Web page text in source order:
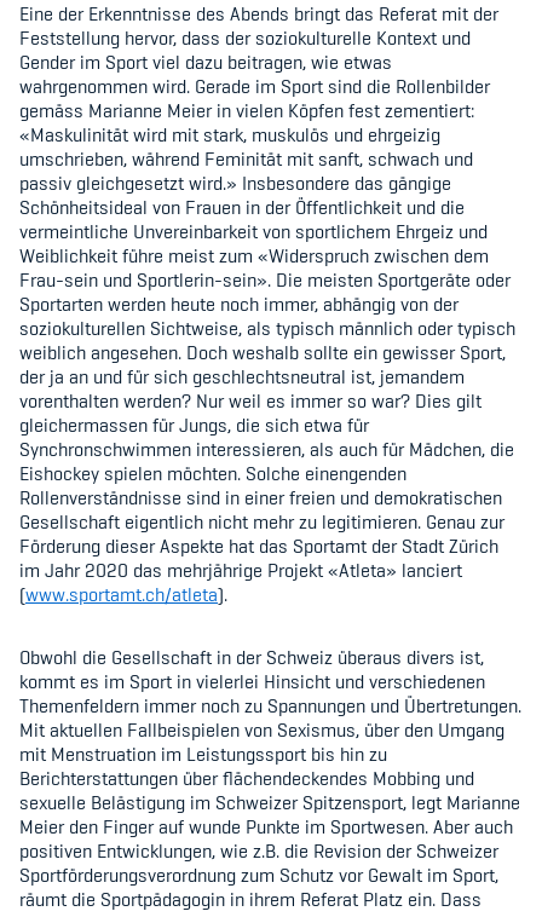
Eine der Erkenntnisse des Abends bringt das Referat mit der
Feststellung hervor, dass der soziokulturelle Kontext und
Gender im Sport viel dazu beitragen, wie etwas
wahrgenommen wird. Gerade im Sport sind die Rollenbilder
gemäss Marianne Meier in vielen Köpfen fest zementiert:
«Maskulinität wird mit stark, muskulös und ehrgeizig
umschrieben, während Feminität mit sanft, schwach und
passiv gleichgesetzt wird.» Insbesondere das gängige
Schönheitsideal von Frauen in der Öffentlichkeit und die
vermeintliche Unvereinbarkeit von sportlichem Ehrgeiz und
Weiblichkeit führe meist zum «Widerspruch zwischen dem
Frau-sein und Sportlerin-sein». Die meisten Sportgeräte oder
Sportarten werden heute noch immer, abhängig von der
soziokulturellen Sichtweise, als typisch männlich oder typisch
weiblich angesehen. Doch weshalb sollte ein gewisser Sport,
der ja an und für sich geschlechtsneutral ist, jemandem
vorenthalten werden? Nur weil es immer so war? Dies gilt
gleichermassen für Jungs, die sich etwa für
Synchronschwimmen interessieren, als auch für Mädchen, die
Eishockey spielen möchten. Solche einengenden
Rollenverständnisse sind in einer freien und demokratischen
Gesellschaft eigentlich nicht mehr zu legitimieren. Genau zur
Förderung dieser Aspekte hat das Sportamt der Stadt Zürich
im Jahr 2020 das mehrjährige Projekt «Atleta» lanciert
(www.sportamt.ch/atleta).
Obwohl die Gesellschaft in der Schweiz überaus divers ist,
kommt es im Sport in vielerlei Hinsicht und verschiedenen
Themenfeldern immer noch zu Spannungen und Übertretungen.
Mit aktuellen Fallbeispielen von Sexismus, über den Umgang
mit Menstruation im Leistungssport bis hin zu
Berichterstattungen über flächendeckendes Mobbing und
sexuelle Belästigung im Schweizer Spitzensport, legt Marianne
Meier den Finger auf wunde Punkte im Sportwesen. Aber auch
positiven Entwicklungen, wie z.B. die Revision der Schweizer
Sportförderungsverordnung zum Schutz vor Gewalt im Sport,
räumt die Sportpädagogin in ihrem Referat Platz ein. Dass